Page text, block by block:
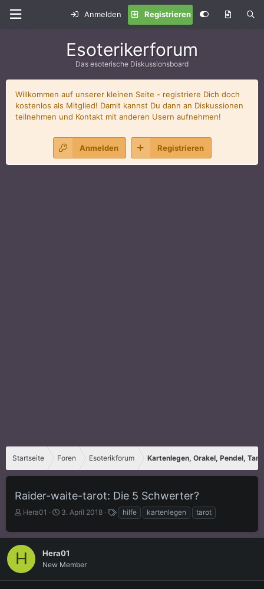
Anmelden Registrieren
Esoterikerforum
Das esoterische Diskussionsboard
Willkommen auf unserer kleinen Seite - registriere Dich doch
kostenlos als Mitglied! Damit kannst Du dann an Diskussionen
teilnehmen und Kontakt mit anderen Usern aufnehmen!
Anmelden Registrieren
Startseite Foren Esoterikforum Kartenlegen, Orakel, Pendel,
Raider-waite-tarot: Die 5 Schwerter?
E
s
e
l
Hera01
E
s
e
l
3. April 2018
S
c
h
hilfe kartenlegen tarot
H Hera01
New Member